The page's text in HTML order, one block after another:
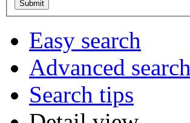
Easy search
Advanced search
Search tips